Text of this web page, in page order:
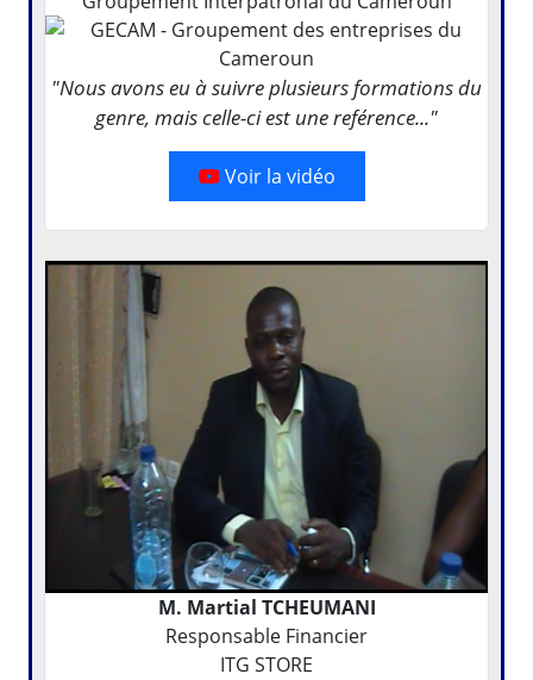
"Nous avons eu à suivre plusieurs formations du
genre, mais celle-ci est une reférence..."
Voir la vidéo
M. Martial TCHEUMANI
Responsable Financier
ITG STORE